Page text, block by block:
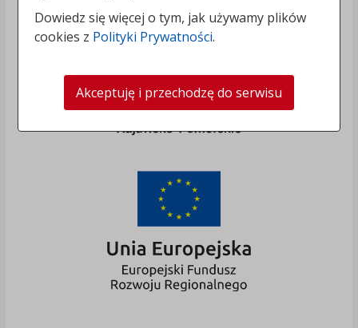
Dowiedz się więcej o tym, jak używamy plików
cookies z Polityki Prywatności.
Akceptuję i przechodzę do serwisu